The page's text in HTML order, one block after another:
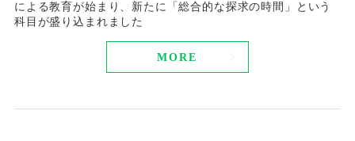
による教育が始まり、新たに「総合的な探求の時間」という
科目が盛り込まれました
MORE